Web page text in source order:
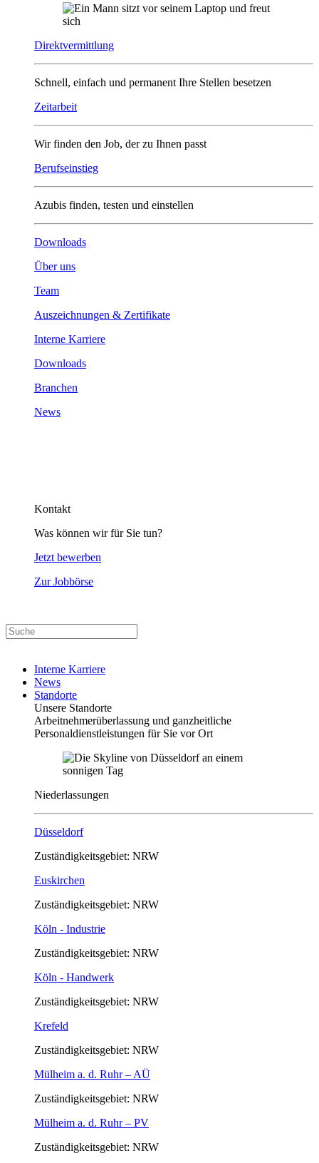
Direktvermittlung
Schnell, einfach und permanent Ihre Stellen besetzen
Zeitarbeit
Wir finden den Job, der zu Ihnen passt
Berufseinstieg
Azubis finden, testen und einstellen
Downloads
Über uns
Team
Auszeichnungen & Zertifikate
Interne Karriere
Downloads
Branchen
News
Kontakt
Was können wir für Sie tun?
Jetzt bewerben
Zur Jobbörse
Interne Karriere
News
Standorte
Unsere Standorte
Arbeitnehmerüberlassung und ganzheitliche
Personaldienstleistungen für Sie vor Ort
Niederlassungen
Düsseldorf
Zuständigkeitsgebiet: NRW
Euskirchen
Zuständigkeitsgebiet: NRW
Köln - Industrie
Zuständigkeitsgebiet: NRW
Köln - Handwerk
Zuständigkeitsgebiet: NRW
Krefeld
Zuständigkeitsgebiet: NRW
Mülheim a. d. Ruhr – AÜ
Zuständigkeitsgebiet: NRW
Mülheim a. d. Ruhr – PV
Zuständigkeitsgebiet: NRW